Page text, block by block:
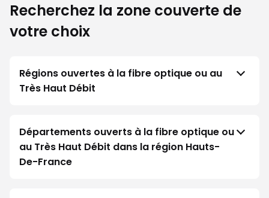
Recherchez la zone couverte de
votre choix
Régions ouvertes à la fibre optique ou au
Très Haut Débit
Départements ouverts à la fibre optique ou
au Très Haut Débit dans la région Hauts-
De-France